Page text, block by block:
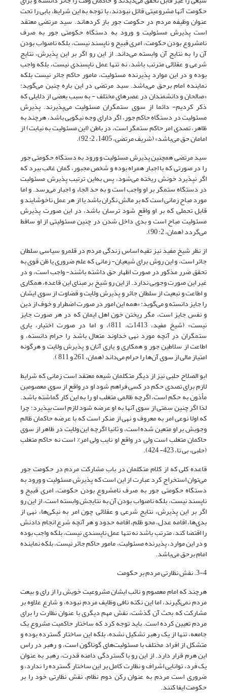
حکومت آنها مشروعیتی قائل نبودند، با توجه به این شرایط، بابی را تحت
عنوان وظیفه مردم در حکومت جور باز کرده‎اند. سید مرتضی معتقد
است پذیرش مسئولیت و ورود به دستگاه حکومتی جور به صرف
نامشروع بودن حکومت، امری قبیح و ناپسند نیست، بلکه ناصواب بودن
آن را به نتایج آن وابسته می‌داند. از این رو اگر بر این پذیرش، نتایج
شرعی و عقلائی مترتب باشد، نه تنها عمل ناپسندی نیست، بلکه واجب
بوده و در این موارد پذیرنده مسئولیت، مامور حاکم جائر نیست بلکه
نماینده امام برحق می‌باشد. سید مرتضی در این باره چنین می‌گوید:
«صالحان و دانشمندان در عصر‌های مختلف - به سبب بعضی از دلایلی که
ذکر کردیم- دائما از سوی ستمگران مسئولیت می‌پذیرند. پذیرش
مسئولیت در دستگاه حاکم جور، اگر دارای وجه نیکویی باشد، هرچند به
ظاهر، تصدی امر حاکم ستمگر است، در باطن (این مسئولیت به نیابت) از
امامان حق می‌باشد» (شریف مرتضی، 1405، 2: 92).
سید مرتضی همچنین پذیرش مسئولیت و ورود به دستگاه حکومتی جور
را در صورتی که با اجبار همراه بوده و شخص مجبور، گمان غالب ببرد که
اگر نپذیرد خونش ریخته می‌شود، پس به‌این ترتیب ‌پذیرش مسئولیت
در دستگاه ستمگر بر او واجب است و به حد الجاء و اجبار می‌رسد. و اما
مورد مباح زمانی است که بر مالش نگران باشد یا از هر عمل ناخوشایند و
قابل تحملی که بر او واقع شود ترسان باشد، در این صورت پذیرش
مسئولیت مباح است و بدی داخل شدن در چنین مسئولیتی از او ساقط
می‌گردد (همان، 2: 90).
از نظر شیخ مفید نیز تقیه اساس زندگی مردم در قلمرو سیاسی سلطان
جائر است، و این روش برای شیعیان- زمانی که علم ضروری یا ظن قوی به
تحقق ضرر مذکور در صورت اظهار حق داشته باشند- واجب است، و در
غیر این صورت وجوبی ندارد. از این رو شیخ بر مبنای این قاعده، همکاری
و اطاعت و تبعیت از سلطان جائر و پذیرش ولایت و قضاوت از سوی ایشان
را جایز دانسته و می‌گوید: «همه این امور در صورت اضطرار و خوف از دین
و نفس جایز است، مگر ریختن خون اهل ایمان که در هر صورت جایز
نیست» (شیخ مفید، 1413ت، 811)، و اما در صورت اختیار، یاری
ستمگران در آنچه مورد نهی خداوند متعال باشد را حرام دانسته، و
اطاعت از سلاطین جور و همکاری و یاری آنان و پذیرش ولایت و هرگونه
امتیاز مالی از سوی آن‌ها را حرام می‌داند (همان، 261 و 811 ).
ابو الصلاح حلبی نیز از دیگر متکلمان شیعه معتقد است زمانی که شرایط
لازم برای تصدی حکم در کسی فراهم شود او در واقع از سوی معصومین
مأذون به حکم است، اگرچه ظالمی متغلب او را به این کار گماشته باشد.
لذا اگر چنین سِمَتی از سوی آنها به او عرضه شود لازم است بپذیرد؛ چرا
که اولا نوعی امر به معروف و نهی از منکر است که با عرضه حاکمان ظالم
وجوبش بر او متعین شده است، و ثانیا اگرچه این ولایت در ظاهر از سوی
حاکمان متغلب است ولی در واقع او نایب ولی امر% است نه حاکم متغلب
(حلبی، بی تا، 423- 424).
قاعده کلی که از کلام متکلمان در باب مشارکت مردم در حکومت جور
می‌توان استخراج کرد عبارت از این است که پذیرش مسئولیت و ورود به
دستگاه حکومتی جور به صرف نامشروع بودن حکومت، امری قبیح و
ناپسند نیست، بلکه ناصواب بودن آن به نتایجش وابسته است، از این رو
اگر بر این پذیرش، نتایج شرعی و عقلائی چون امر به نیکی‌ها، نهی از
بدی‌ها، اقامه عدل، محو ظلم، اقامه حدود و هر آنچه شرع انجام دادنش
را اقتضا کند، مترتب باشد نه تنها عمل ناپسندی نیست، بلکه واجب بوده
و در این موارد، پذیرنده مسئولیت، مامور حاکم جائر نیست، بلکه نماینده
امام برحق می‌باشد.
3-4. نقش نظارتی مردم بر حکومت
هرچند که امام معصوم و نائب ایشان مشروعیت خویش را از رای و بیعت
مردم نمی‌گیرند، اما این نکته نافی وظایف مردم نبوده، و شارع علاوه بر
مشارکت که بحث آن گذشت، نقش مهم دیگری با عنوان نظارت را برای
مردم تعیین کرده است. باید توجه کرد که ساختار حاکمیت مشروع یک
جامعه، تنها از یک رهبر تشکیل نشده، بلکه این ساختار گسترده بوده و
متشکل از افراد مختلف با مسئولیت‌های گوناگون است، و رهبر در راس
این هرم قرار دارد. از این رو با گستردگی دامنه قدرت، رهبر به عنوان
یک فرد، توانایی اشراف و نظارت کامل بر این ساختار گسترده را ندارد، و
ضروری است مردم به عنوان رکن دوم نظام، نقش نظارتی خود را بر
حکومت ایفا کنند.